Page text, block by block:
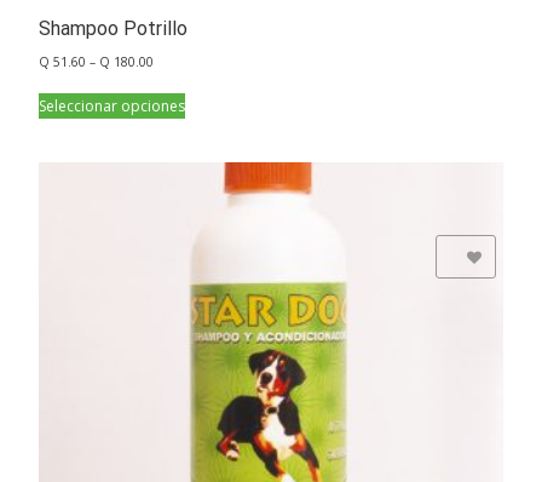
Shampoo Potrillo
Q 51.60 – Q 180.00
Seleccionar opciones